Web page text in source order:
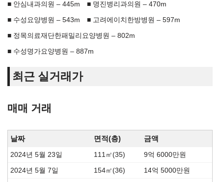
안심내과의원 – 445m 명진병리과의원 – 470m
수성요양병원 – 543m 고려에이치한방병원 – 597m
정목의료재단한패밀리요양병원 – 802m
수성명가요양병원 – 887m
최근 실거래가
매매 거래
날짜 면적(층) 금액
2024년 5월 23일 111㎡(35) 9억 6000만원
2024년 5월 7일 154㎡(36) 14억 5000만원